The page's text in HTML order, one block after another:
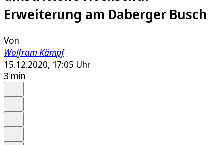
Erweiterung am Daberger Busch
Von
Wolfram Kämpf
15.12.2020, 17:05 Uhr
3 min